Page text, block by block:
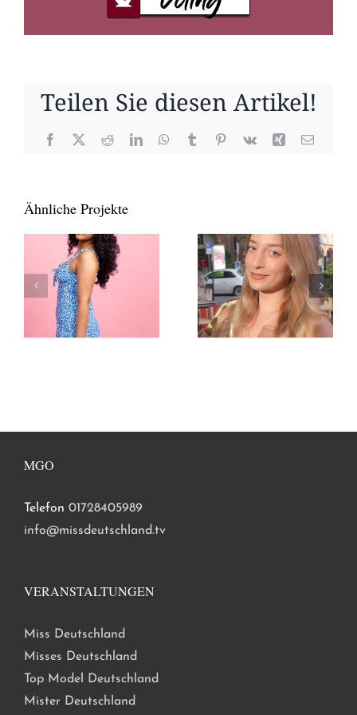
Teilen Sie diesen Artikel!
Facebook
X RedditLinkedInWhatsApp
TumblrPinterest
Vk Xing E-
Ähnliche Projekte
MGO
Telefon 01728405989
info@missdeutschland.tv
VERANSTALTUNGEN
Miss Deutschland
Misses Deutschland
Top Model Deutschland
Mister Deutschland